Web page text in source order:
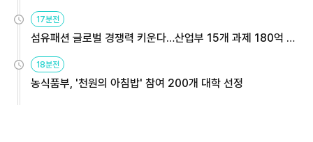
용해야
17분전
섬유패션 글로벌 경쟁력 키운다…산업부 15개 과제 180억 지
원
18분전
농식품부, '천원의 아침밥' 참여 200개 대학 선정